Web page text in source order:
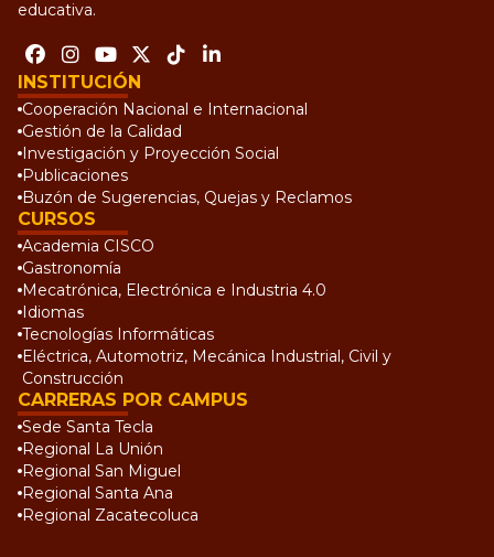
educativa.
INSTITUCIÓN
Cooperación Nacional e Internacional
Gestión de la Calidad
Investigación y Proyección Social
Publicaciones
Buzón de Sugerencias, Quejas y Reclamos
CURSOS
Academia CISCO
Gastronomía
Mecatrónica, Electrónica e Industria 4.0
Idiomas
Tecnologías Informáticas
Eléctrica, Automotriz, Mecánica Industrial, Civil y
Construcción
CARRERAS POR CAMPUS
Sede Santa Tecla
Regional La Unión
Regional San Miguel
Regional Santa Ana
Regional Zacatecoluca